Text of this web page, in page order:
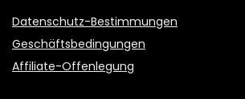
Datenschutz-Bestimmungen
Geschäftsbedingungen
Affiliate-Offenlegung